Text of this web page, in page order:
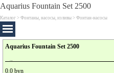
Aquarius Fountain Set 2500
Каталог > Фонтаны, насосы, изливы > Фонтан-насосы
Aquarius Fountain Set 2500
• Легкая механическая регулировка
0.0 byn